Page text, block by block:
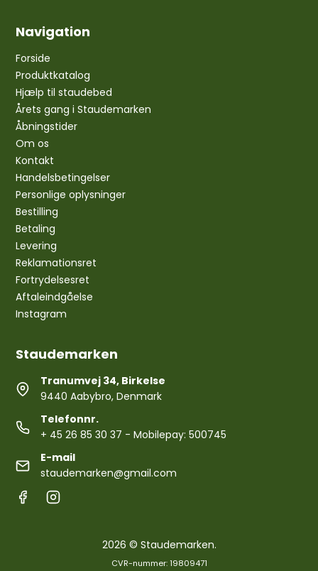
Navigation
Forside
Produktkatalog
Hjælp til staudebed
Årets gang i Staudemarken
Åbningstider
Om os
Kontakt
Handelsbetingelser
Personlige oplysninger
Bestilling
Betaling
Levering
Reklamationsret
Fortrydelsesret
Aftaleindgåelse
Instagram
Staudemarken
Tranumvej 34, Birkelse
9440 Aabybro, Denmark
Telefonnr.
+ 45 26 85 30 37 - Mobilepay: 500745
E-mail
staudemarken@gmail.com
2026 © Staudemarken.
CVR-nummer: 19809471